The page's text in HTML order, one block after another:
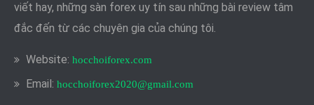
viết hay, những sàn forex uy tín sau những bài review tâm
đắc đến từ các chuyên gia của chúng tôi.
Website: hocchoiforex.com
Email: hocchoiforex2020@gmail.com